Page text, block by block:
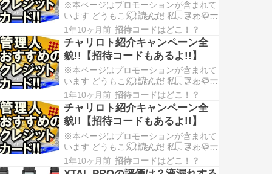
がネットで購入できるサー…
※本ページはプロモーションが含まれて
います どうもこんにちは!! 私、さわやか
と申します(^^)／ (Twitterアカウン
ト:@sawayaka_otoku) 突然ですが、皆
さん、TIPSTARってご存知ですか？ こ
ちら、全国の競輪・オートレースの車券
がネットで購入できるサー…
1年10ヶ月前 招待コードはどこ！？
チャリロト紹介キャンペーン全
貌!!【招待コードもあるよ!!】
※本ページはプロモーションが含まれて
います どうもこんにちは!! 私、さわやか
と申します(^^)／ (Twitterアカウン
ト:@sawayaka_otoku) 突然ですが、皆
さん、チャリロトってご存知ですか？
こちら、全国の競輪・オートレースの車
券がネットで購入できるサービス…
1年10ヶ月前 招待コードはどこ！？
チャリロト紹介キャンペーン全
貌!!【招待コードもあるよ!!】
※本ページはプロモーションが含まれて
います どうもこんにちは!! 私、さわやか
と申します(^^)／ (Twitterアカウン
ト:@sawayaka_otoku) 突然ですが、皆
1年10ヶ月前 招待コードはどこ！？